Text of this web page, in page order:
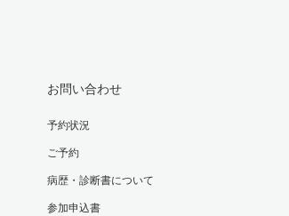
お問い合わせ
予約状況
ご予約
病歴・診断書について
参加申込書